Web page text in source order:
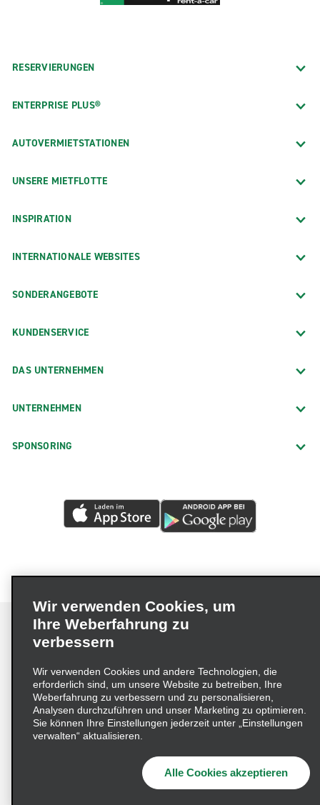
RESERVIERUNGEN
ENTERPRISE PLUS®
AUTOVERMIETSTATIONEN
UNSERE MIETFLOTTE
INSPIRATION
INTERNATIONALE WEBSITES
SONDERANGEBOTE
KUNDENSERVICE
DAS UNTERNEHMEN
UNTERNEHMEN
SPONSORING
Impressum Nutzungsbedingungen
Datenschutzrichtlinie
Cookie-Richtlinie
Datenschutzoptionen
Lieferkettensorgfaltspflichtengesetz (LkSG) Grundsatzerklärung
Beschwerdeverfahren nach dem
© 2026 Enterprise Holdings, Inc. Alle Rechte vorbehalten
Wir verwenden Cookies, um
Ihre Weberfahrung zu
verbessern
Wir verwenden Cookies und andere Technologien, die
erforderlich sind, um unsere Website zu betreiben, Ihre
Weberfahrung zu verbessern und zu personalisieren,
Analysen durchzuführen und unser Marketing zu optimieren.
Sie können Ihre Einstellungen jederzeit unter „Einstellungen
verwalten“ aktualisieren.
Alle Cookies akzeptieren